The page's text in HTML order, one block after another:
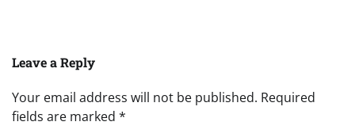
Leave a Reply
Your email address will not be published. Required
fields are marked *